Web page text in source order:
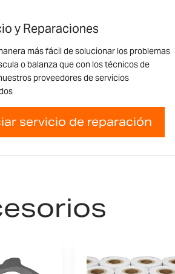
y Reparaciones
más fácil de solucionar los problemas
o balanza que con los técnicos de
proveedores de servicios
servicio de reparación